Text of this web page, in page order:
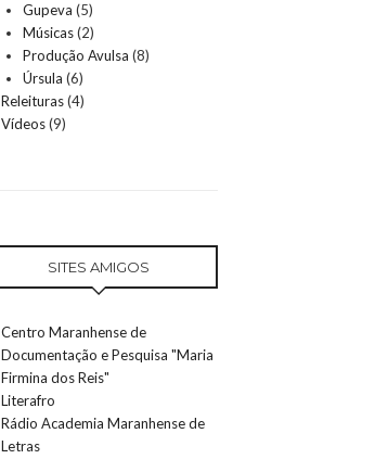
Gupeva (5)
Músicas(2)
Produção Avulsa (8)
Úrsula (6)
Releituras(4)
Vídeos(9)
SITES AMIGOS
Centro Maranhense de
Documentação e Pesquisa "Maria
Firmina dos Reis"
Literafro
Rádio Academia Maranhense de
Letras